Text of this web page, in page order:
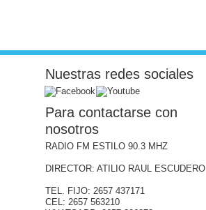
Nuestras redes sociales
Para contactarse con
nosotros
RADIO FM ESTILO 90.3 MHZ
DIRECTOR: ATILIO RAUL ESCUDERO
TEL. FIJO: 2657 437171
CEL: 2657 563210